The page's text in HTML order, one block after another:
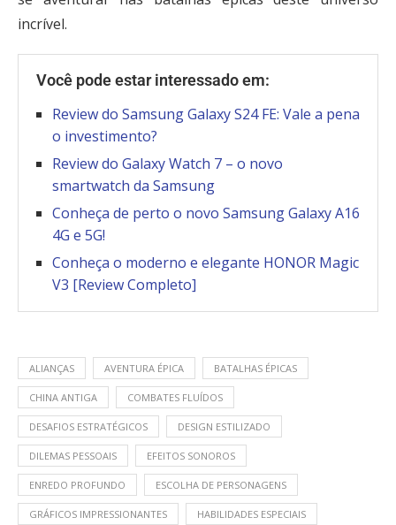
incrível.
Você pode estar interessado em:
Review do Samsung Galaxy S24 FE: Vale a pena
o investimento?
Review do Galaxy Watch 7 – o novo
smartwatch da Samsung
Conheça de perto o novo Samsung Galaxy A16
4G e 5G!
Conheça o moderno e elegante HONOR Magic
V3 [Review Completo]
ALIANÇAS AVENTURA ÉPICA BATALHAS ÉPICAS
CHINA ANTIGA COMBATES FLUÍDOS
DESAFIOS ESTRATÉGICOS DESIGN ESTILIZADO
DILEMAS PESSOAIS EFEITOS SONOROS
ENREDO PROFUNDO ESCOLHA DE PERSONAGENS
GRÁFICOS IMPRESSIONANTES HABILIDADES ESPECIAIS